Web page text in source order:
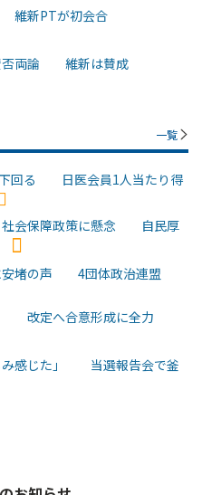
維新PTが初会合
否両論 維新は賛成
一覧
下回る 日医会員1人当たり得
社会保障政策に懸念 自民厚
安堵の声 4団体政治連盟
改定へ合意形成に全力
み感じた」 当選報告会で釜